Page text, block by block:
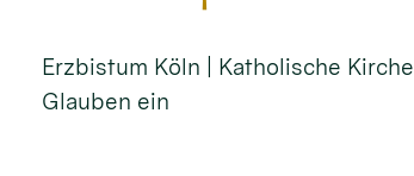
Erzbistum Köln | Katholische Kirche
Glauben ein